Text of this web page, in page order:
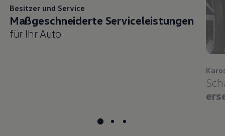
Besitzer und Service
Maßgeschneiderte Serviceleistungen
für Ihr Auto